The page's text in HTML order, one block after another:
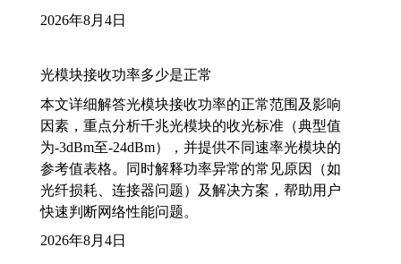
2026年8月4日
光模块接收功率多少是正常
本文详细解答光模块接收功率的正常范围及影响
因素，重点分析千兆光模块的收光标准（典型值
为-3dBm至-24dBm），并提供不同速率光模块的
参考值表格。同时解释功率异常的常见原因（如
光纤损耗、连接器问题）及解决方案，帮助用户
快速判断网络性能问题。
2026年8月4日